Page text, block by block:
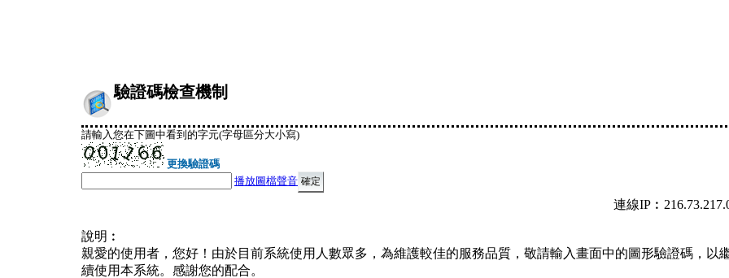
驗證碼檢查機制
請輸入您在下圖中看到的字元(字母區分大小寫)
更換驗證碼
播放圖檔聲音
連線
說明︰
親愛的使用者，您好！由於目前系統使用人數眾多，為維護較佳的服務品質，敬請輸入畫面中的圖形驗證碼，以
續使用本系統。感謝您的配合。